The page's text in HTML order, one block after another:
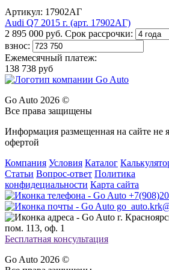
Артикул: 17902АГ
Audi Q7 2015 г. (арт. 17902АГ)
2 895 000 руб. Срок рассрочки:
взнос:
Ежемесячный платеж:
138 738 руб
Go Auto 2026 ©
Все права защищены
Информация размещенная на сайте не
офертой
Компания Условия Каталог
Статьи Вопрос-ответ Политика
конфидециальности Карта сайта
г.
пом. 113, оф. 1
Бесплатная консультация
Go Auto 2026 ©